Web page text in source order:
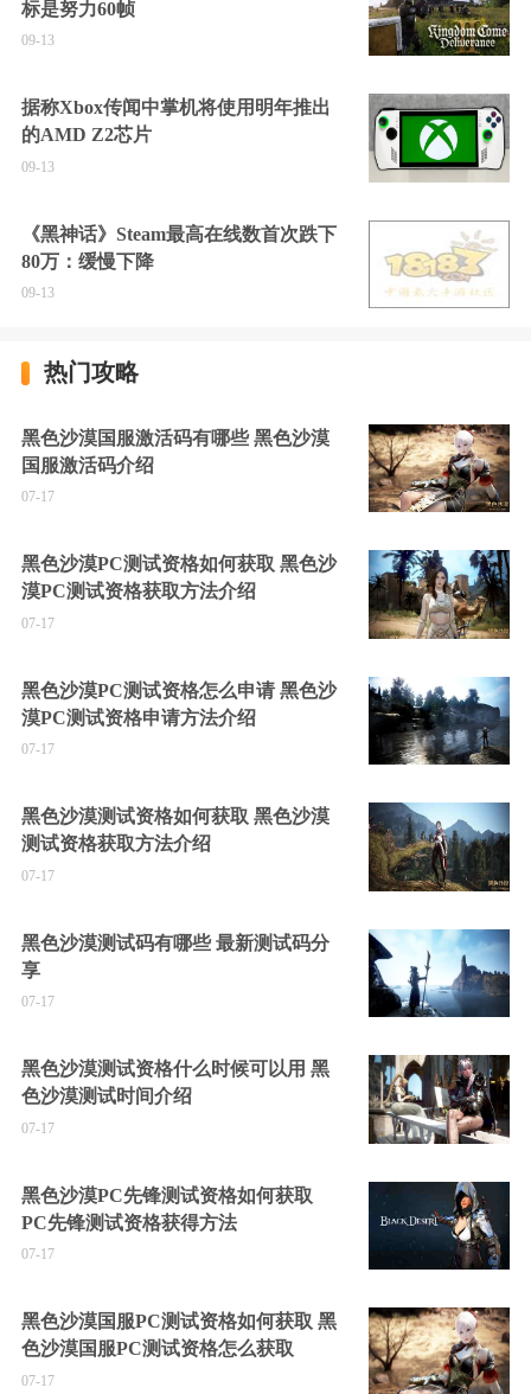
标是努力60帧
09-13
据称Xbox传闻中掌机将使用明年推出
的AMD Z2芯片
09-13
《黑神话》Steam最高在线数首次跌下
80万：缓慢下降
09-13
热门攻略
黑色沙漠国服激活码有哪些 黑色沙漠
国服激活码介绍
07-17
黑色沙漠PC测试资格如何获取 黑色沙
漠PC测试资格获取方法介绍
07-17
黑色沙漠PC测试资格怎么申请 黑色沙
漠PC测试资格申请方法介绍
07-17
黑色沙漠测试资格如何获取 黑色沙漠
测试资格获取方法介绍
07-17
黑色沙漠测试码有哪些 最新测试码分
享
07-17
黑色沙漠测试资格什么时候可以用 黑
色沙漠测试时间介绍
07-17
黑色沙漠PC先锋测试资格如何获取
PC先锋测试资格获得方法
07-17
黑色沙漠国服PC测试资格如何获取 黑
色沙漠国服PC测试资格怎么获取
07-17